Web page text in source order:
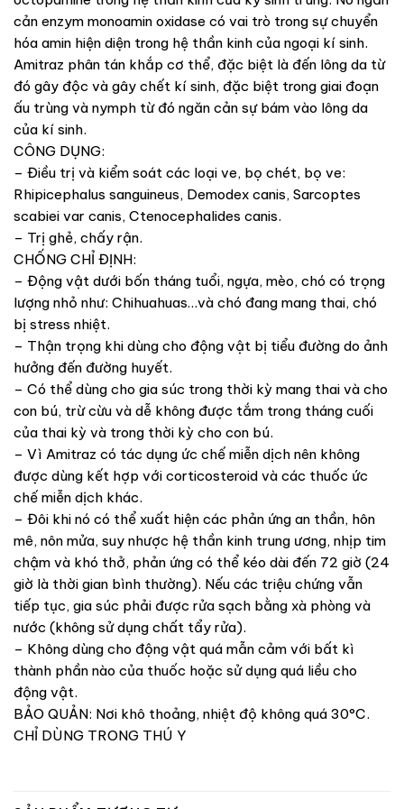
cản enzym monoamin oxidase có vai trò trong sự chuyển
hóa amin hiện diện trong hệ thần kinh của ngoại kí sinh.
Amitraz phân tán khắp cơ thể, đặc biệt là đến lông da từ
đó gây độc và gây chết kí sinh, đặc biệt trong giai đoạn
ấu trùng và nymph từ đó ngăn cản sự bám vào lông da
của kí sinh.
CÔNG DỤNG:
– Điều trị và kiểm soát các loại ve, bọ chét, bọ ve:
Rhipicephalus sanguineus, Demodex canis, Sarcoptes
scabiei var canis, Ctenocephalides canis.
– Trị ghẻ, chấy rận.
CHỐNG CHỈ ĐỊNH:
– Động vật dưới bốn tháng tuổi, ngựa, mèo, chó có trọng
lượng nhỏ như: Chihuahuas…và chó đang mang thai, chó
bị stress nhiệt.
– Thận trọng khi dùng cho động vật bị tiểu đường do ảnh
hưởng đến đường huyết.
– Có thể dùng cho gia súc trong thời kỳ mang thai và cho
con bú, trừ cừu và dễ không được tắm trong tháng cuối
của thai kỳ và trong thời kỳ cho con bú.
– Vì Amitraz có tác dụng ức chế miễn dịch nên không
được dùng kết hợp với corticosteroid và các thuốc ức
chế miễn dịch khác.
– Đôi khi nó có thể xuất hiện các phản ứng an thần, hôn
mê, nôn mửa, suy nhược hệ thần kinh trung ương, nhịp tim
chậm và khó thở, phản ứng có thể kéo dài đến 72 giờ (24
giờ là thời gian bình thường). Nếu các triệu chứng vẫn
tiếp tục, gia súc phải được rửa sạch bằng xà phòng và
nước (không sử dụng chất tẩy rửa).
– Không dùng cho động vật quá mẫn cảm với bất kì
thành phần nào của thuốc hoặc sử dụng quá liều cho
động vật.
BẢO QUẢN: Nơi khô thoảng, nhiệt độ không quá 30°C.
CHỈ DÙNG TRONG THÚ Y